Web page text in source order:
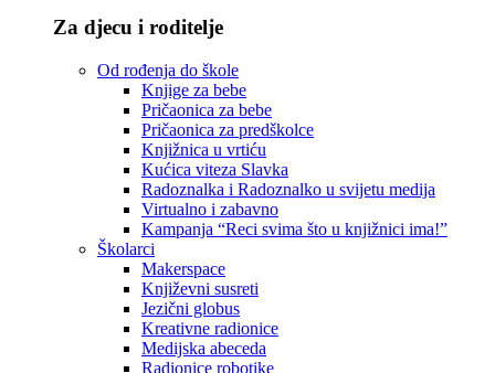
Za djecu i roditelje
Od rođenja do škole
Knjige za bebe
Pričaonica za bebe
Pričaonica za predškolce
Knjižnica u vrtiću
Kućica viteza Slavka
Radoznalka i Radoznalko u svijetu medija
Virtualno i zabavno
Kampanja “Reci svima što u knjižnici ima!”
Školarci
Makerspace
Književni susreti
Jezični globus
Kreativne radionice
Medijska abeceda
Radionice robotike